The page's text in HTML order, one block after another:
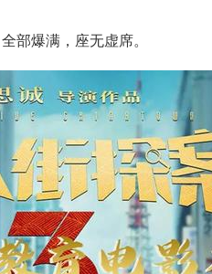
部爆满，座无虚席。